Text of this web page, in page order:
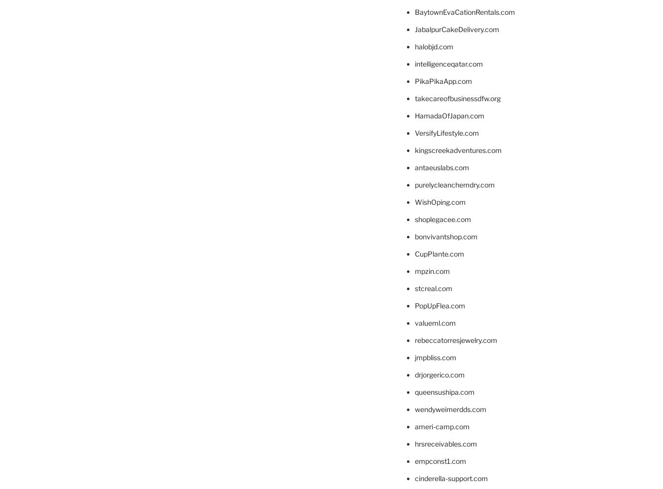
BaytownEvaCationRentals.com
JabalpurCakeDelivery.com
halobjd.com
intelligenceqatar.com
PikaPikaApp.com
takecareofbusinessdfw.org
HamadaOfJapan.com
VersifyLifestyle.com
kingscreekadventures.com
antaeuslabs.com
purelycleanchemdry.com
WishOping.com
shoplegacee.com
bonvivantshop.com
CupPlante.com
mpzin.com
stcreal.com
PopUpFlea.com
valueml.com
rebeccatorresjewelry.com
jmpbliss.com
drjorgerico.com
queensushipa.com
wendyweimerdds.com
ameri-camp.com
hrsreceivables.com
empconst1.com
cinderella-support.com